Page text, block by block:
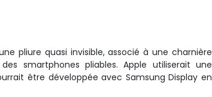
pliure quasi invisible, associé à une charnière
smartphones pliables. Apple utiliserait une
être développée avec Samsung Display en